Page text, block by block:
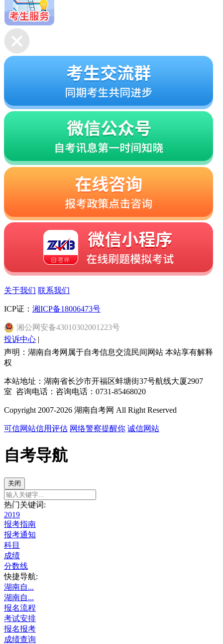
关于我们 联系我们
ICP证： 湘ICP备18006473号
湘公网安备43010302001223号
投诉中心 |
声明：湖南自考网属于自考信息交流民间网站 本站享有解释
权
本站地址：湖南省长沙市开福区蚌塘街37号航线大厦2907
室 咨询电话：咨询电话：0731-85468020
Copyright 2007-2026 湖南自考网 All Right Reserved
可信网站信用评估 网络警察提醒你 诚信网站
自考导航
关闭
热门关键词:
2019
报考指南
报考通知
科目
成绩
分数线
快捷导航:
湖南自...
湖南自...
报名流程
考试安排
报名报考
成绩查询